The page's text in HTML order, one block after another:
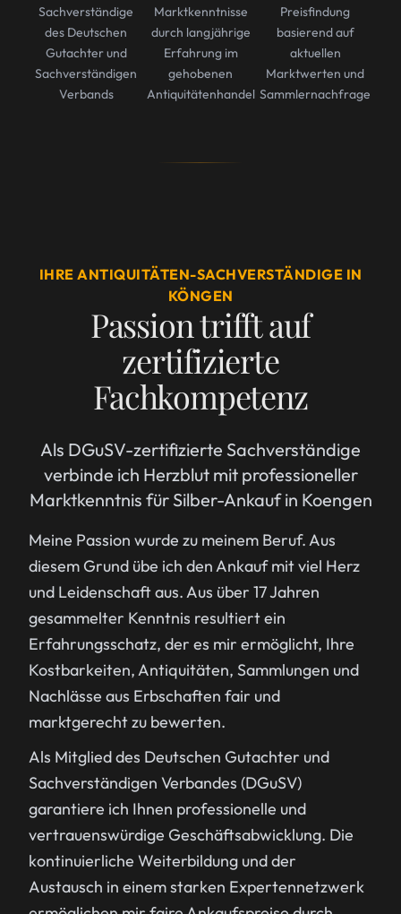
Sachverständige
des Deutschen
Gutachter und
Sachverständigen
Verbands
Marktkenntnisse
durch langjährige
Erfahrung im
gehobenen
Antiquitätenhandel
Preisfindung
basierend auf
aktuellen
Marktwerten und
Sammlernachfrage
IHRE ANTIQUITÄTEN-SACHVERSTÄNDIGE IN
KÖNGEN
Passion trifft auf
zertifizierte
Fachkompetenz
Als DGuSV-zertifizierte Sachverständige
verbinde ich Herzblut mit professioneller
Marktkenntnis für Silber-Ankauf in Koengen
Meine Passion wurde zu meinem Beruf. Aus
diesem Grund übe ich den Ankauf mit viel Herz
und Leidenschaft aus. Aus über 17 Jahren
gesammelter Kenntnis resultiert ein
Erfahrungsschatz, der es mir ermöglicht, Ihre
Kostbarkeiten, Antiquitäten, Sammlungen und
Nachlässe aus Erbschaften fair und
marktgerecht zu bewerten.
Als Mitglied des Deutschen Gutachter und
Sachverständigen Verbandes (DGuSV)
garantiere ich Ihnen professionelle und
vertrauenswürdige Geschäftsabwicklung. Die
kontinuierliche Weiterbildung und der
Austausch in einem starken Expertennetzwerk